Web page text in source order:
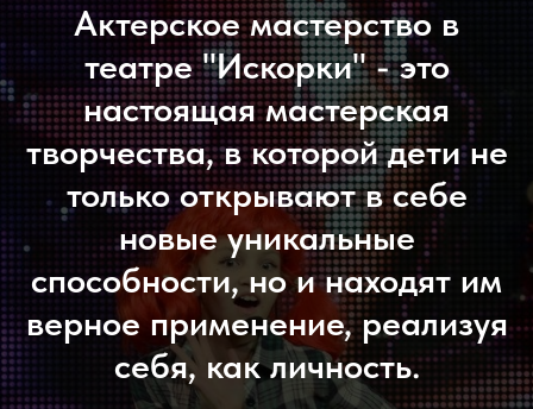
Актерское мастерство в
театре "Искорки" - это
настоящая мастерская
творчества, в которой дети не
только открывают в себе
новые уникальные
способности, но и находят им
верное применение, реализуя
себя, как личность.